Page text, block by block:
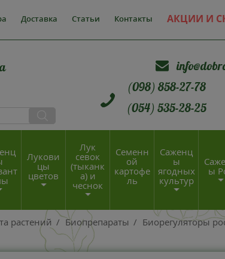
Доставка Статьи Контакты АКЦИИ И
(098) 858-27-78
(054) 535-28-25
Лукови
цы
цветов
Лук
севок
(тыканк
а) и
чеснок
Семенн
ой
картофе
ль
Саженц
ы
ягодных
культур
ы
растений / Биопрепараты / Биорегуляторы